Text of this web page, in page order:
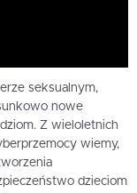
seksualnym,
nowe
Z wieloletnich
wiemy,
dzieciom